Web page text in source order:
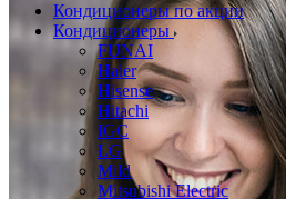
Кондиционеры по акции
Кондиционеры
FUNAI
Haier
Hisense
Hitachi
IGC
LG
Mild
Mitsubishi Electric